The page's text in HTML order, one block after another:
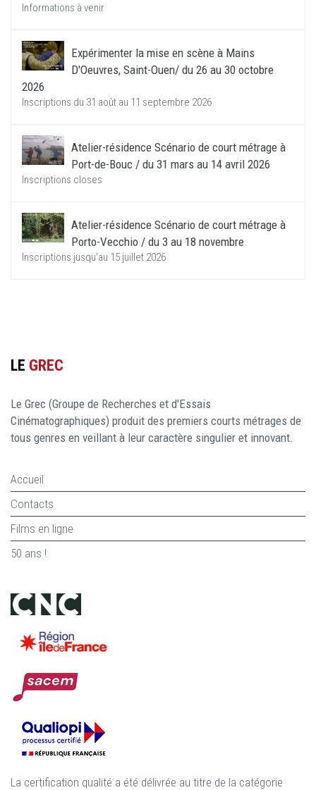
Informations à venir
Expérimenter la mise en scène à Mains
D'Oeuvres, Saint-Ouen/ du 26 au 30 octobre
2026
Inscriptions du 31 août au 11 septembre 2026
Atelier-résidence Scénario de court métrage à
Port-de-Bouc / du 31 mars au 14 avril 2026
Inscriptions closes
Atelier-résidence Scénario de court métrage à
Porto-Vecchio / du 3 au 18 novembre
Inscriptions jusqu'au 15 juillet 2026
LE GREC
Le Grec (Groupe de Recherches et d'Essais
Cinématographiques) produit des premiers courts métrages de
tous genres en veillant à leur caractère singulier et innovant.
Accueil
Contacts
Films en ligne
50 ans !
La certification qualité a été délivrée au titre de la catégorie